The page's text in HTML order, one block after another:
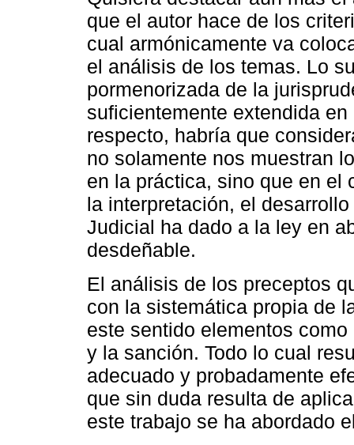
que el autor hace de los
cual armónicamente va
el análisis de los temas. Lo
pormenorizada de la
suficientemente extendida
respecto, habría que
no solamente nos muestran
en la práctica, sino que en el
la interpretación, el
Judicial ha dado a la ley en
desdeñable.
El análisis de los preceptos
con la sistemática propia de
este sentido elementos
y la sanción. Todo lo cual
adecuado y probadamente
que sin duda resulta de
este trabajo se ha abordado